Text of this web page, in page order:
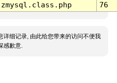
76
详细记录, 由此给您带来的访问不便我
感歉意.